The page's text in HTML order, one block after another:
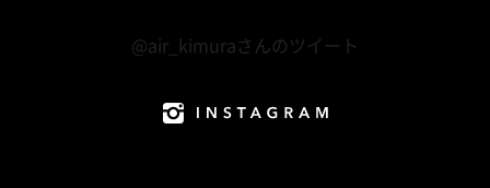
@air_kimuraさんのツイート